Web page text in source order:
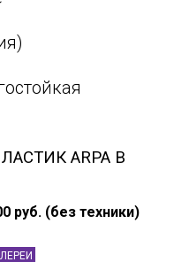
ARPA В
руб. (без техники)